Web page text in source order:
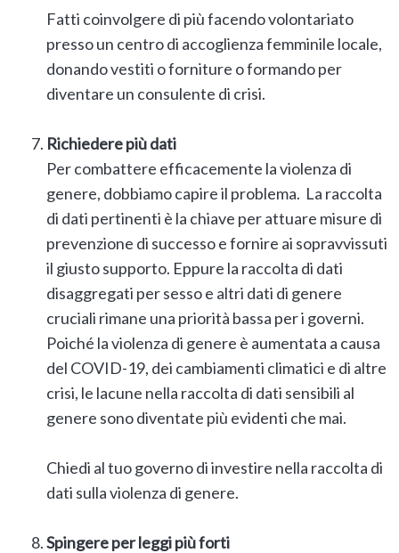
Fatti coinvolgere di più facendo volontariato
presso un centro di accoglienza femminile locale,
donando vestiti o forniture o formando per
diventare un consulente di crisi.
Richiedere più dati
Per combattere efficacemente la violenza di
genere, dobbiamo capire il problema. La raccolta
di dati pertinenti è la chiave per attuare misure di
prevenzione di successo e fornire ai sopravvissuti
il ​​giusto supporto. Eppure la raccolta di dati
disaggregati per sesso e altri dati di genere
cruciali rimane una priorità bassa per i governi.
Poiché la violenza di genere è aumentata a causa
del COVID-19, dei cambiamenti climatici e di altre
crisi, le lacune nella raccolta di dati sensibili al
genere sono diventate più evidenti che mai.
Chiedi al tuo governo di investire nella raccolta di
dati sulla violenza di genere.
Spingere per leggi più forti